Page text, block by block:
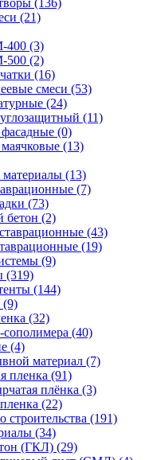
(136)
(21)
400 (3)
500 (2)
(16)
смеси (53)
(24)
(11)
(0)
(13)
(13)
(7)
(73)
бетон (2)
(43)
(19)
(9)
(319)
(144)
(9)
(32)
(40)
(4)
материал (7)
пленка (91)
плёнка (3)
(22)
строительства (191)
(34)
(ГКЛ) (29)